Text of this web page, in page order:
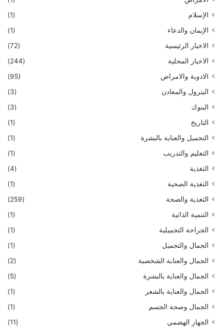
الإسلام
(1)
الإيمان والدعاء
(1)
الاخبار الرئيسية
(72)
الاخبار المحلية
(244)
الادوية والامراض
(95)
البترول والمعادن
(3)
البنوك
(3)
التاريخ
(1)
التجميل والعناية بالبشرة
(1)
التعليم والتدريب
(1)
التغذية
(4)
التغذية الصحية
(1)
التغذية والصحة
(259)
التنمية الذاتية
(1)
الجراحة التجميلية
(1)
الجمال والتجميل
(1)
الجمال والعناية الشخصية
(2)
الجمال والعناية بالبشرة
(5)
الجمال والعناية بالشعر
(1)
الجمال وصحة الجسم
(1)
الجهاز الهضمي
(11)